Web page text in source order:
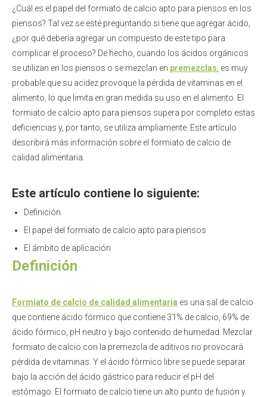
¿Cuál es el papel del formiato de calcio apto para piensos en los
piensos? Tal vez se esté preguntando si tiene que agregar ácido,
¿por qué debería agregar un compuesto de este tipo para
complicar el proceso? De hecho, cuando los ácidos orgánicos
se utilizan en los piensos o se mezclan en premezclas , es muy
probable que su acidez provoque la pérdida de vitaminas en el
alimento, lo que limita en gran medida su uso en el alimento. El
formiato de calcio apto para piensos supera por completo estas
deficiencias y, por tanto, se utiliza ampliamente. Este artículo
describirá más información sobre el formiato de calcio de
calidad alimentaria.
Este artículo contiene lo siguiente:
Definición
El papel del formiato de calcio apto para piensos
El ámbito de aplicación
Definición
Formiato de calcio de calidad alimentaria es una sal de calcio
que contiene ácido fórmico que contiene 31% de calcio, 69% de
ácido fórmico, pH neutro y bajo contenido de humedad. Mezclar
formiato de calcio con la premezcla de aditivos no provocará
pérdida de vitaminas. Y el ácido fórmico libre se puede separar
bajo la acción del ácido gástrico para reducir el pH del
estómago. El formiato de calcio tiene un alto punto de fusión y